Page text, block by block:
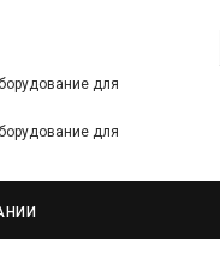
для
для